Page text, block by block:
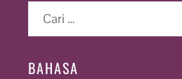
untuk:
BAHASA